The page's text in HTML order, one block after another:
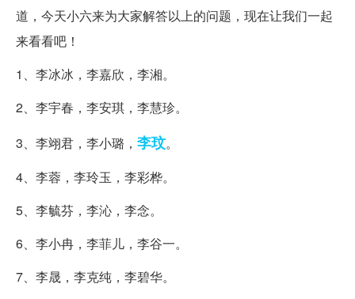
道，今天小六来为大家解答以上的问题，现在让我们一起
来看看吧！
1、李冰冰，李嘉欣，李湘。
2、李宇春，李安琪，李慧珍。
3、李翊君，李小璐， 李玟。
4、李蓉，李玲玉，李彩桦。
5、李毓芬，李沁，李念。
6、李小冉，李菲儿，李谷一。
7、李晟，李克纯，李碧华。